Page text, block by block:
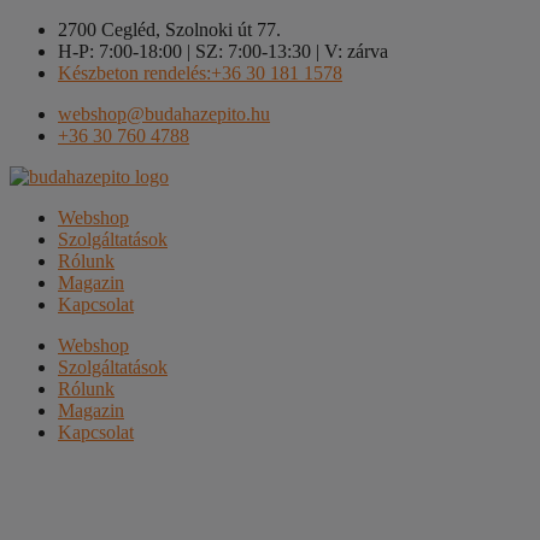
Kilépés
tartalomba
2700 Cegléd, Szolnoki út 77.
H-P: 7:00-18:00 | SZ: 7:00-13:30 | V: zárva
Készbeton rendelés:+36 30 181 1578
webshop@budahazepito.hu
+36 30 760 4788
Webshop
Szolgáltatások
Rólunk
Magazin
Kapcsolat
Webshop
Szolgáltatások
Rólunk
Magazin
Kapcsolat